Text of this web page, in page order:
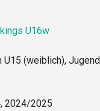
U16w
(weiblich),
2024/2025